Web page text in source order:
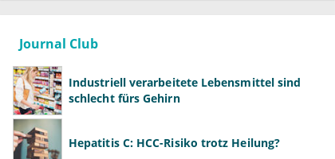
Journal Club
Industriell verarbeitete Lebensmittel sind
schlecht fürs Gehirn
Hepatitis C: HCC-Risiko trotz Heilung?